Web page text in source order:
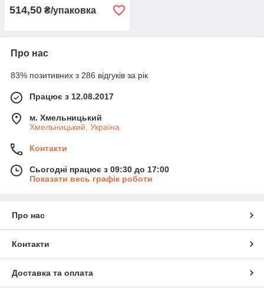
514,50 ₴/упаковка
Про нас
83% позитивних з 286 відгуків за рік
Працює з 12.08.2017
м. Хмельницький
Хмельницький, Україна
Контакти
Сьогодні працює з 09:30 до 17:00
Показати весь графік роботи
Про нас
Контакти
Доставка та оплата